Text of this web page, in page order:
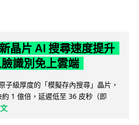
晶片 AI 搜尋速度提升
識別免上雲端
子級厚度的「模擬存內搜尋」晶片，
約 1 億倍，延遲低至 36 皮秒（即